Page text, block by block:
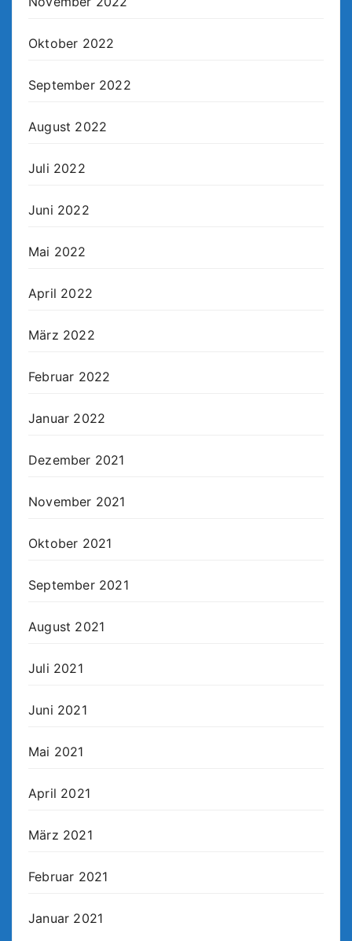
Oktober 2022
September 2022
August 2022
Juli 2022
Juni 2022
Mai 2022
April 2022
März 2022
Februar 2022
Januar 2022
Dezember 2021
November 2021
Oktober 2021
September 2021
August 2021
Juli 2021
Juni 2021
Mai 2021
April 2021
März 2021
Februar 2021
Januar 2021